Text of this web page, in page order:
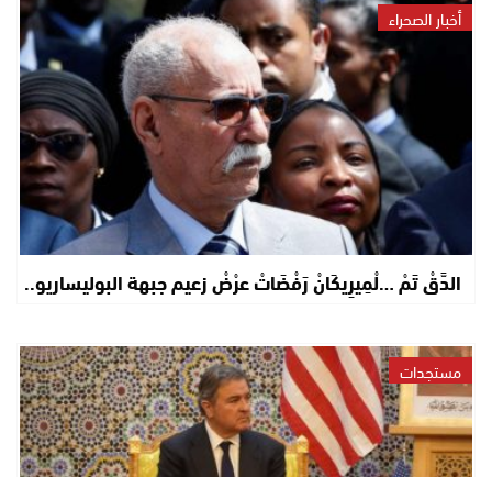
أخبار الصحراء
الدَّقْ تَمْ …لْمِيرِيكَانْ رَفْضَاتْ عرْضْ زعيم جبهة البوليساريو..
مستجدات